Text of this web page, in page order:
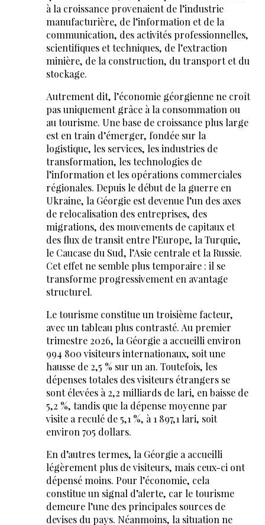
à la croissance provenaient de l’industrie
manufacturière, de l’information et de la
communication, des activités professionnelles,
scientifiques et techniques, de l’extraction
minière, de la construction, du transport et du
stockage.
Autrement dit, l’économie géorgienne ne croît
pas uniquement grâce à la consommation ou
au tourisme. Une base de croissance plus large
est en train d’émerger, fondée sur la
logistique, les services, les industries de
transformation, les technologies de
l’information et les opérations commerciales
régionales. Depuis le début de la guerre en
Ukraine, la Géorgie est devenue l’un des axes
de relocalisation des entreprises, des
migrations, des mouvements de capitaux et
des flux de transit entre l’Europe, la Turquie,
le Caucase du Sud, l’Asie centrale et la Russie.
Cet effet ne semble plus temporaire : il se
transforme progressivement en avantage
structurel.
Le tourisme constitue un troisième facteur,
avec un tableau plus contrasté. Au premier
trimestre 2026, la Géorgie a accueilli environ
994 800 visiteurs internationaux, soit une
hausse de 2,5 % sur un an. Toutefois, les
dépenses totales des visiteurs étrangers se
sont élevées à 2,2 milliards de lari, en baisse de
5,2 %, tandis que la dépense moyenne par
visite a reculé de 5,1 %, à 1 897,1 lari, soit
environ 705 dollars.
En d’autres termes, la Géorgie a accueilli
légèrement plus de visiteurs, mais ceux-ci ont
dépensé moins. Pour l’économie, cela
constitue un signal d’alerte, car le tourisme
demeure l’une des principales sources de
devises du pays. Néanmoins, la situation ne